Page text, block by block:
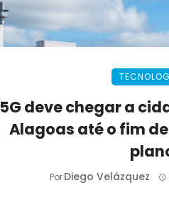
5G deve chegar a
Alagoas até o fim
PorDiego Velázquez